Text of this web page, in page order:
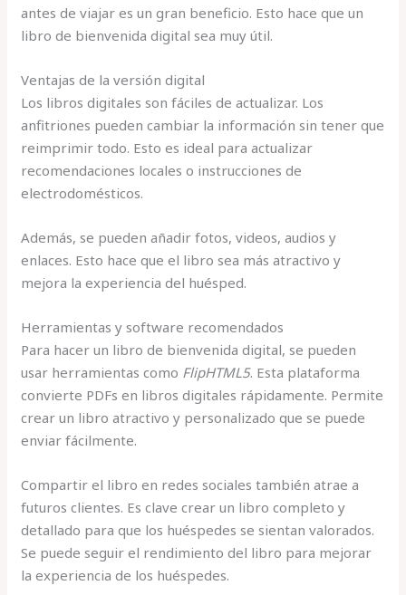
antes de viajar es un gran beneficio. Esto hace que un
libro de bienvenida digital sea muy útil.
Ventajas de la versión digital
Los libros digitales son fáciles de actualizar. Los
anfitriones pueden cambiar la información sin tener que
reimprimir todo. Esto es ideal para actualizar
recomendaciones locales o instrucciones de
electrodomésticos.
Además, se pueden añadir fotos, videos, audios y
enlaces. Esto hace que el libro sea más atractivo y
mejora la experiencia del huésped.
Herramientas y software recomendados
Para hacer un libro de bienvenida digital, se pueden
usar herramientas como FlipHTML5. Esta plataforma
convierte PDFs en libros digitales rápidamente. Permite
crear un libro atractivo y personalizado que se puede
enviar fácilmente.
Compartir el libro en redes sociales también atrae a
futuros clientes. Es clave crear un libro completo y
detallado para que los huéspedes se sientan valorados.
Se puede seguir el rendimiento del libro para mejorar
la experiencia de los huéspedes.